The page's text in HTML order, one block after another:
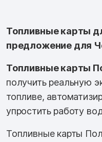
Топливные карты
предложение для
Топливные карты
получить реальную
топливе,
упростить работу
Топливные карты